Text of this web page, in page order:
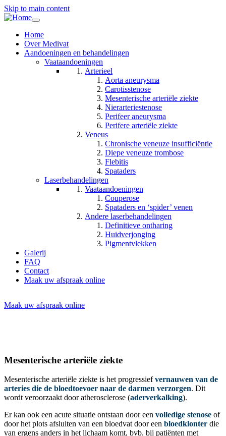
Skip to main content
Toggle
Home
Over Medivat
Aandoeningen en behandelingen
Vaataandoeningen
Arterieel
Aorta aneurysma
Carotisstenose
Mesenterische arteriële ziekte
Nierarteriestenose
Perifeer aneurysma
Perifere arteriële ziekte
Veneus
Chronische veneuze insufficiëntie
Diepe veneuze trombose
Flebitis
Spataders
Laserbehandelingen
Vaataandoeningen
Couperose
Spataders en ‘spider’ venen
Andere laserbehandelingen
Definitieve ontharing
Huidverjonging
Pigmentvlekken
Galerij
FAQ
Contact
Maak uw afspraak online
Maak uw afspraak online
Mesenterische arteriële ziekte
Mesenterische arteriële ziekte is het progressiefvernauwen van de
arteries die de bloedtoevoer naar de darmen verzorgen. Dit
wordt veroorzaakt door atherosclerose (aderverkalking).
Er kan ook een acute situatie ontstaan door een volledige stenose of
door het plots afsluiten van een bloedvat door een bloedklonter die
van ergens anders in het lichaam komt, bvb. bij patiënten met